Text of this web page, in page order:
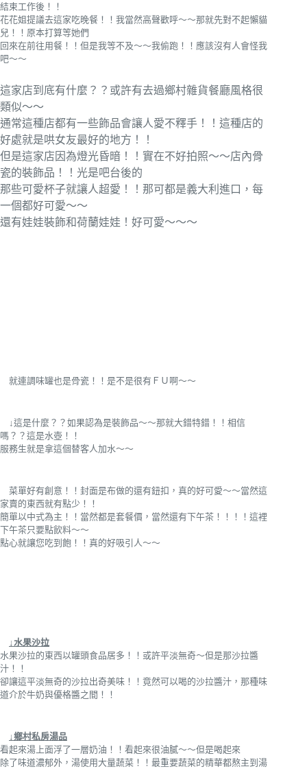
結束工作後！！
花花姐提議去這家吃晚餐！！我當然高聲歡呼～～那就先對不起懶貓
兒！！原本打算等她們
回來在前往用餐！！但是我等不及～～我偷跑！！應該沒有人會怪我
吧～～
這家店到底有什麼？？或許有去過鄉村雜貨餐廳風格很
類似～～
通常這種店都有一些飾品會讓人愛不釋手！！這種店的
好處就是哄女友最好的地方！！
但是這家店因為燈光昏暗！！實在不好拍照～～店內骨
瓷的裝飾品！！光是吧台後的
那些可愛杯子就讓人超愛！！那可都是義大利進口，每
一個都好可愛～～
還有娃娃裝飾和荷蘭娃娃！好可愛～～～
就連調味罐也是骨瓷！！是不是很有ＦＵ啊～～
↓這是什麼？？如果認為是裝飾品～～那就大錯特錯！！相信
嗎？？這是水壺！！
服務生就是拿這個替客人加水～～
菜單好有創意！！封面是布做的還有鈕扣，真的好可愛～～當然這
家賣的東西就有點少！！
簡單以中式為主！！當然都是套餐價，當然還有下午茶！！！！這裡
下午茶只要點飲料～～
點心就讓您吃到飽！！真的好吸引人～～
↓水果沙拉
水果沙拉的東西以罐頭食品居多！！或許平淡無奇～但是那沙拉醬
汁！！
卻讓這平淡無奇的沙拉出奇美味！！竟然可以喝的沙拉醬汁，那種味
道介於牛奶與優格醬之間！！
↓鄉村私房湯品
看起來湯上面浮了一層奶油！！看起來很油膩～～但是喝起來
除了味道濃郁外，湯使用大量蔬菜！！最重要蔬菜的精華都熬主到湯